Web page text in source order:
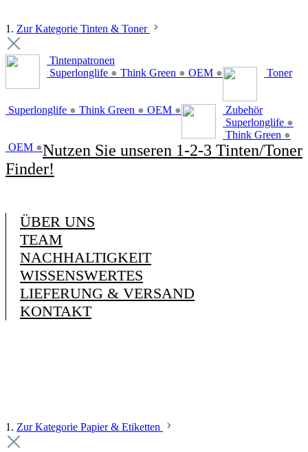
1. Zur Kategorie Tinten & Toner
Tintenpatronen
Superlonglife ● Think Green ● OEM ● Toner
Superlonglife ● Think Green ● OEM ●
Zubehör
Superlonglife ●
Think Green ●
OEM ●Nutzen Sie unseren 1-2-3 Tinten/Toner
Finder!
ÜBER UNS
TEAM
NACHHALTIGKEIT
WISSENSWERTES
LIEFERUNG & VERSAND
KONTAKT
1. Zur Kategorie Papier & Etiketten